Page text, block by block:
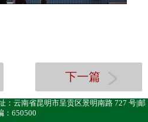
下一篇
：云南省昆明市呈贡区景明南路 727 号|邮
：650500